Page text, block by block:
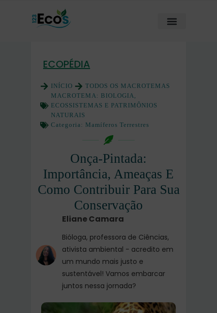
ECOPÉDIA
INÍCIO
TODOS OS MACROTEMAS
MACROTEMA: BIOLOGIA,
ECOSSISTEMAS E PATRIMÔNIOS
NATURAIS
Categoria: Mamíferos Terrestres
Onça-Pintada:
Importância, Ameaças E
Como Contribuir Para Sua
Conservação
Eliane Camara
Bióloga, professora de Ciências,
ativista ambiental - acredito em
um mundo mais justo e
sustentável! Vamos embarcar
juntos nessa jornada?